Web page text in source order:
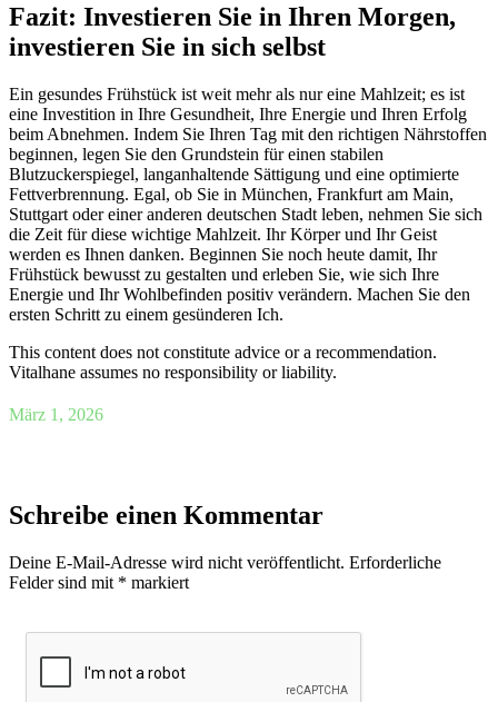
Fazit: Investieren Sie in Ihren Morgen,
investieren Sie in sich selbst
Ein gesundes Frühstück ist weit mehr als nur eine Mahlzeit; es ist
eine Investition in Ihre Gesundheit, Ihre Energie und Ihren Erfolg
beim Abnehmen. Indem Sie Ihren Tag mit den richtigen Nährstoffen
beginnen, legen Sie den Grundstein für einen stabilen
Blutzuckerspiegel, langanhaltende Sättigung und eine optimierte
Fettverbrennung. Egal, ob Sie in München, Frankfurt am Main,
Stuttgart oder einer anderen deutschen Stadt leben, nehmen Sie sich
die Zeit für diese wichtige Mahlzeit. Ihr Körper und Ihr Geist
werden es Ihnen danken. Beginnen Sie noch heute damit, Ihr
Frühstück bewusst zu gestalten und erleben Sie, wie sich Ihre
Energie und Ihr Wohlbefinden positiv verändern. Machen Sie den
ersten Schritt zu einem gesünderen Ich.
This content does not constitute advice or a recommendation.
Vitalhane assumes no responsibility or liability.
März 1, 2026
Schreibe einen Kommentar
Deine E-Mail-Adresse wird nicht veröffentlicht. Erforderliche
Felder sind mit * markiert